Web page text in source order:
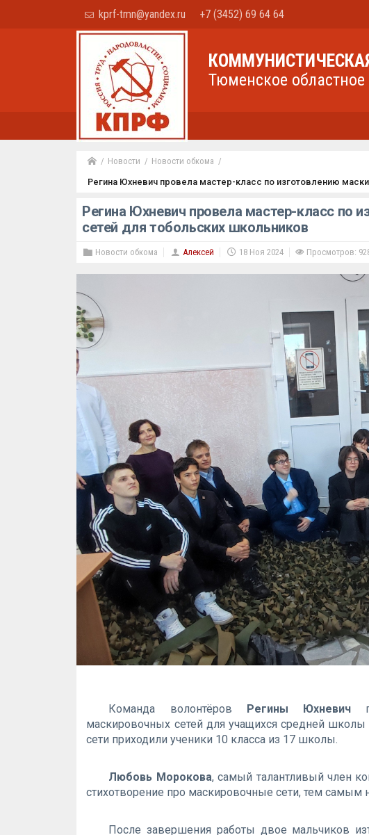
kprf-tmn@yandex.ru +7 (3452) 69 64 64
Тюменское областное
Новости
Новости обкома
Регина Юхневич провела мастер-класс по изготовлению
Регина Юхневич провела мастер-класс по
сетей для тобольских школьников
Новости обкома Алексей 18 Ноя 2024 Просмотров:
Команда волонтёров Регины Юхневич
маскировочных сетей для учащихся средней
сети приходили ученики 10 класса из 17 школы.
Любовь Морокова, самый талантливый член
стихотворение про маскировочные сети, тем самым
После завершения работы двое мальчиков